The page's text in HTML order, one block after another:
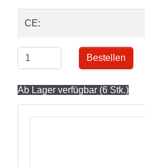
CE:
Bestellen
Ab Lager verfügbar (6 Stk.)